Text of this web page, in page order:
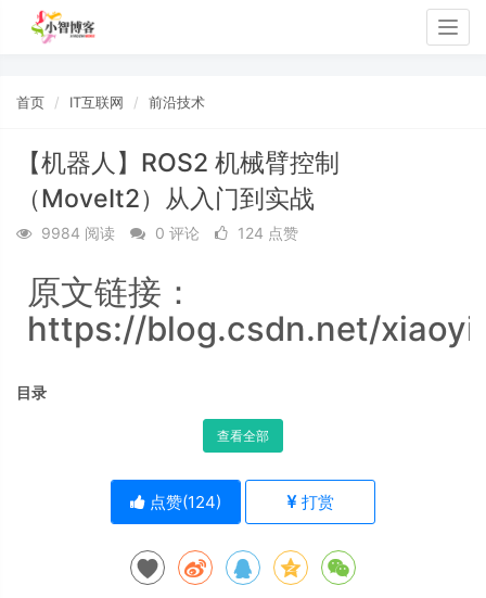
首页 IT互联网 前沿技术
【机器人】ROS2 机械臂控制
（MoveIt2）从入门到实战
9984 阅读 0 评论 124 点赞
原文链接：
https://blog.csdn.net/
目录
查看全部
点赞(124) 打赏